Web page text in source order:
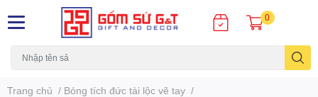
0
Trang chủ / Bóng tích đức tài lộc vẽ tay /